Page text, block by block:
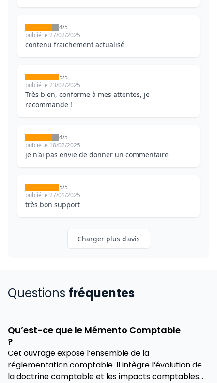
4/5
publié le 27/02/2025
contenu fraichement actualisé
5/5
publié le 23/02/2025
Très bien, conforme à mes attentes, je
recommande !
4/5
publié le 18/02/2025
je n'ai pas envie de donner un commentaire
5/5
publié le 27/01/2025
très bon support
Charger plus d'avis
Questions fréquentes
Qu’est-ce que le Mémento Comptable
?
Cet ouvrage expose l’ensemble de la
réglementation comptable. Il intègre l’évolution de
la doctrine comptable et les impacts comptables